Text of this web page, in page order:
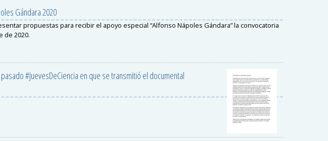
Gándara 2020
propuestas para recibir el apoyo especial “Alfonso Nápoles Gándara” la convocatoria
de 2020.
#JuevesDeCiencia en que se transmitió el documental